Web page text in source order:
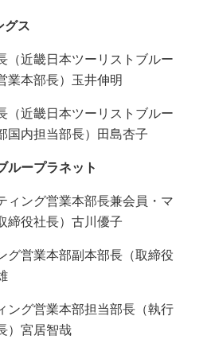
グス
近畿日本ツーリストブルー
業本部長）玉井伸明
近畿日本ツーリストブルー
国内担当部長）田島杏子
ループラネット
ング営業本部長兼会員・マ
締役社長）古川優子
営業本部副本部長（取締役
グ営業本部担当部長（執行
）宮居智哉